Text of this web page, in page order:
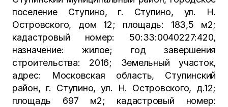
поселение Ступино, г. Ступино, ул. Н.
Островского, дом 12; площадь: 183,5 м2;
кадастровый номер: 50:33:0040227:420,
назначение: жилое; год завершения
строительства: 2016; Земельный участок,
адрес: Московская область, Ступинский
район, г. Ступино, ул. Н. Островского, д.12;
площадь 697 м2; кадастровый номер: